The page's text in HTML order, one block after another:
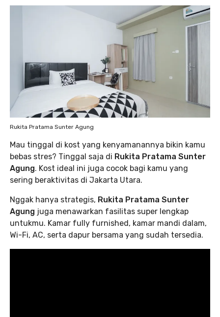
Rukita Pratama Sunter Agung
Mau tinggal di kost yang kenyamanannya bikin kamu
bebas stres? Tinggal saja di Rukita Pratama Sunter
Agung. Kost ideal ini juga cocok bagi kamu yang
sering beraktivitas di Jakarta Utara.
Nggak hanya strategis, Rukita Pratama Sunter
Agung juga menawarkan fasilitas super lengkap
untukmu. Kamar fully furnished, kamar mandi dalam,
Wi-Fi, AC, serta dapur bersama yang sudah tersedia.